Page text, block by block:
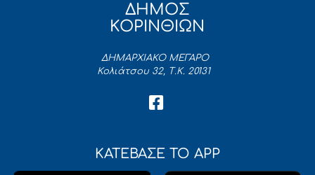
ΔΗΜΟΣ
ΚΟΡΙΝΘΙΩΝ
ΔΗΜΑΡΧΙΑΚΟ ΜΕΓΑΡΟ
Κολιάτσου 32, Τ.Κ. 20131
ΚΑΤΕΒΑΣΕ ΤΟ APP